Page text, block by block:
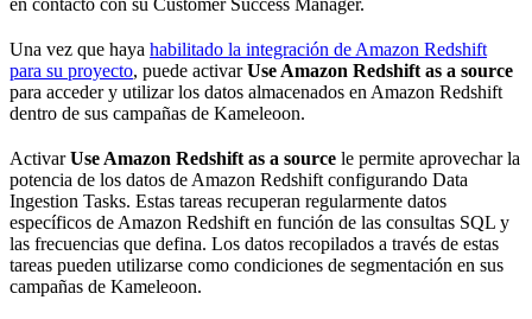
en contacto con su Customer Success Manager.
Una vez que haya habilitado la integración de Amazon Redshift
para su proyecto, puede activarUse Amazon Redshift as a source
para acceder y utilizar los datos almacenados en Amazon Redshift
dentro de sus campañas de Kameleoon.
ActivarUse Amazon Redshift as a source le permite aprovechar la
potencia de los datos de Amazon Redshift configurando Data
Ingestion Tasks. Estas tareas recuperan regularmente datos
específicos de Amazon Redshift en función de las consultas SQL y
las frecuencias que defina. Los datos recopilados a través de estas
tareas pueden utilizarse como condiciones de segmentación en sus
campañas de Kameleoon.